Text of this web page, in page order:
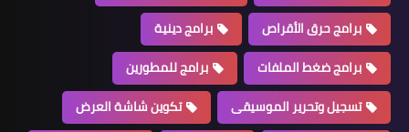
برامج حرق الأقراص
برامج دينية
برامج ضغط الملفات
برامج للمطورين
تسجيل وتحرير الموسيقى
تكوين شاشة العرض